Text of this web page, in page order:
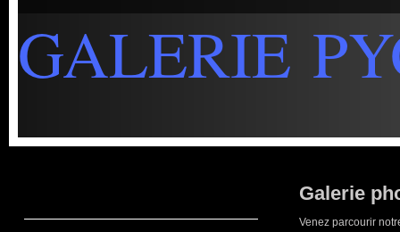
GALERIE
Galerie
Venez parcourir